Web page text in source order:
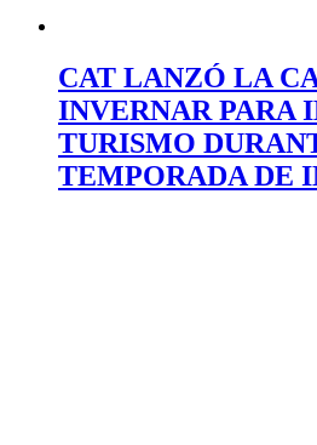
CAT LANZÓ LA
INVERNAR PARA
TURISMO
TEMPORADA DE